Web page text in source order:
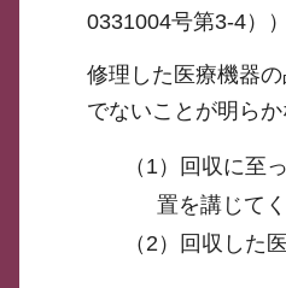
0331004号第3-4））
修理した医療機器
でないことが明ら
（1）回収に至
置を講じてく
（2）回収した